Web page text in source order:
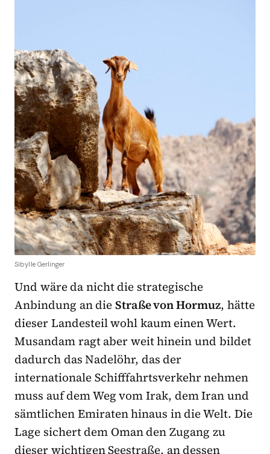
Sibylle Gerlinger
Und wäre da nicht die strategische
Anbindung an dieStraße von Hormuz, hätte
dieser Landesteil wohl kaum einen Wert.
Musandam ragt aber weit hinein und bildet
dadurch das Nadelöhr, das der
internationale Schifffahrtsverkehr nehmen
muss auf dem Weg vom Irak, dem Iran und
sämtlichen Emiraten hinaus in die Welt. Die
Lage sichert dem Oman den Zugang zu
dieser wichtigen Seestraße, an dessen